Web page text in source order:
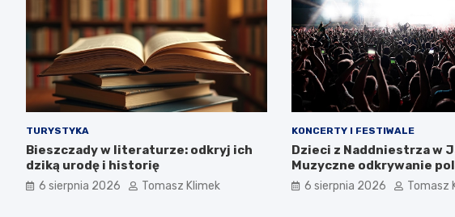
TURYSTYKA
Bieszczady w literaturze: odkryj ich
dziką urodę i historię
6 sierpnia 2026 Tomasz Klimek
KONCERTY I FESTIWALE
Dzieci z Naddniestrza w
Muzyczne odkrywanie
tożsamości
6 sierpnia 2026 Tomasz